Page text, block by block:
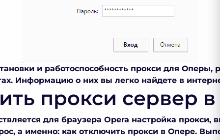
и работоспособность прокси для Оперы,
Информацию о них вы легко найдете в
прокси сервер
для браузера Opera настройка прокси,
а именно: как отключить прокси в Опере.